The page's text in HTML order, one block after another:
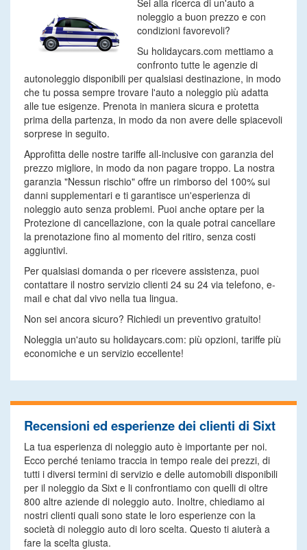
Sei alla ricerca di un'auto a
noleggio a buon prezzo e con
condizioni favorevoli?
Su holidaycars.com mettiamo a
confronto tutte le agenzie di
autonoleggio disponibili per qualsiasi destinazione, in modo
che tu possa sempre trovare l'auto a noleggio più adatta
alle tue esigenze. Prenota in maniera sicura e protetta
prima della partenza, in modo da non avere delle spiacevoli
sorprese in seguito.
Approfitta delle nostre tariffe all-inclusive con garanzia del
prezzo migliore, in modo da non pagare troppo. La nostra
garanzia "Nessun rischio" offre un rimborso del 100% sui
danni supplementari e ti garantisce un'esperienza di
noleggio auto senza problemi. Puoi anche optare per la
Protezione di cancellazione, con la quale potrai cancellare
la prenotazione fino al momento del ritiro, senza costi
aggiuntivi.
Per qualsiasi domanda o per ricevere assistenza, puoi
contattare il nostro servizio clienti 24 su 24 via telefono, e-
mail e chat dal vivo nella tua lingua.
Non sei ancora sicuro? Richiedi un preventivo gratuito!
Noleggia un'auto su holidaycars.com: più opzioni, tariffe più
economiche e un servizio eccellente!
Recensioni ed esperienze dei clienti di Sixt
La tua esperienza di noleggio auto è importante per noi.
Ecco perché teniamo traccia in tempo reale dei prezzi, di
tutti i diversi termini di servizio e delle automobili disponibili
per il noleggio da Sixt e li confrontiamo con quelli di oltre
800 altre aziende di noleggio auto. Inoltre, chiediamo ai
nostri clienti quali sono state le loro esperienze con la
società di noleggio auto di loro scelta. Questo ti aiuterà a
fare la scelta giusta.